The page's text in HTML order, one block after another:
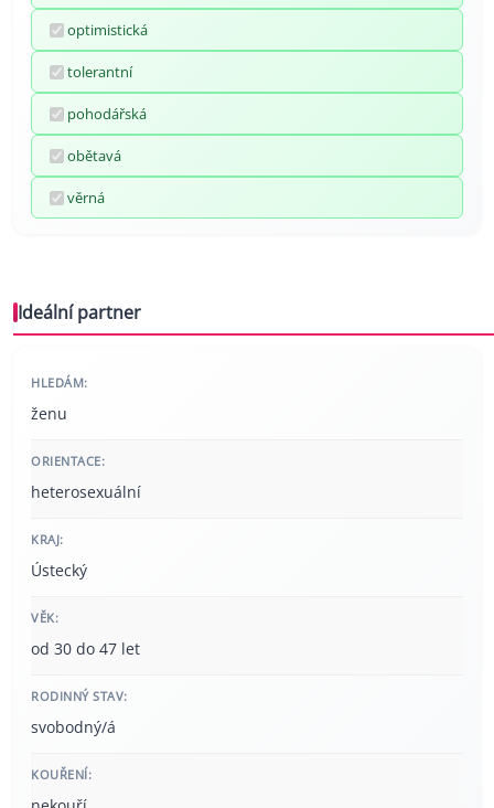
optimistická
tolerantní
pohodářská
obětavá
věrná
Ideální partner
HLEDÁM:
ženu
ORIENTACE:
heterosexuální
KRAJ:
Ústecký
VĚK:
od 30 do 47 let
RODINNÝ STAV:
svobodný/á
KOUŘENÍ: